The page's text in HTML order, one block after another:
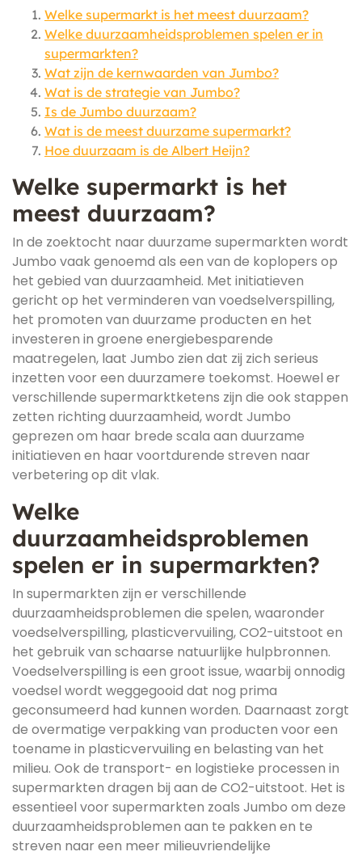
Welke supermarkt is het meest duurzaam?
Welke duurzaamheidsproblemen spelen er in
supermarkten?
Wat zijn de kernwaarden van Jumbo?
Wat is de strategie van Jumbo?
Is de Jumbo duurzaam?
Wat is de meest duurzame supermarkt?
Hoe duurzaam is de Albert Heijn?
Welke supermarkt is het
meest duurzaam?
In de zoektocht naar duurzame supermarkten wordt
Jumbo vaak genoemd als een van de koplopers op
het gebied van duurzaamheid. Met initiatieven
gericht op het verminderen van voedselverspilling,
het promoten van duurzame producten en het
investeren in groene energiebesparende
maatregelen, laat Jumbo zien dat zij zich serieus
inzetten voor een duurzamere toekomst. Hoewel er
verschillende supermarktketens zijn die ook stappen
zetten richting duurzaamheid, wordt Jumbo
geprezen om haar brede scala aan duurzame
initiatieven en haar voortdurende streven naar
verbetering op dit vlak.
Welke
duurzaamheidsproblemen
spelen er in supermarkten?
In supermarkten zijn er verschillende
duurzaamheidsproblemen die spelen, waaronder
voedselverspilling, plasticvervuiling, CO2-uitstoot en
het gebruik van schaarse natuurlijke hulpbronnen.
Voedselverspilling is een groot issue, waarbij onnodig
voedsel wordt weggegooid dat nog prima
geconsumeerd had kunnen worden. Daarnaast zorgt
de overmatige verpakking van producten voor een
toename in plasticvervuiling en belasting van het
milieu. Ook de transport- en logistieke processen in
supermarkten dragen bij aan de CO2-uitstoot. Het is
essentieel voor supermarkten zoals Jumbo om deze
duurzaamheidsproblemen aan te pakken en te
streven naar een meer milieuvriendelijke